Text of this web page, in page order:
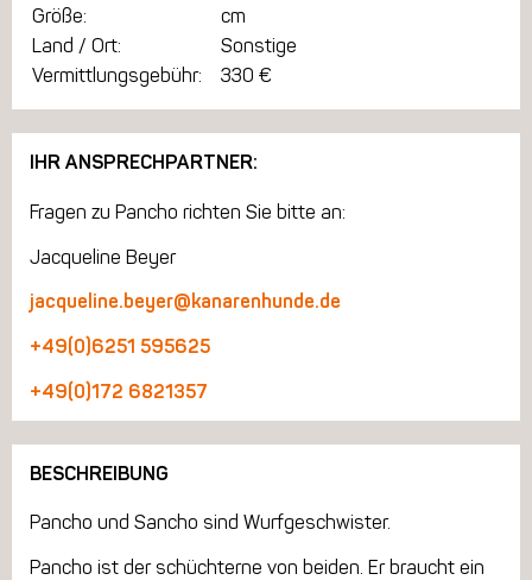
Größe:
cm
Land / Ort:
Sonstige
Vermittlungsgebühr:
330 €
IHR ANSPRECHPARTNER:
Fragen zu Pancho richten Sie bitte an:
Jacqueline Beyer
jacqueline.beyer@kanarenhunde.de
+49(0)6251 595625
+49(0)172 6821357
BESCHREIBUNG
Pancho und Sancho sind Wurfgeschwister.
Pancho ist der schüchterne von beiden. Er braucht ein